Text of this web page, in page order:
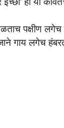
पक्षीण
गाय लगेच हंबरत